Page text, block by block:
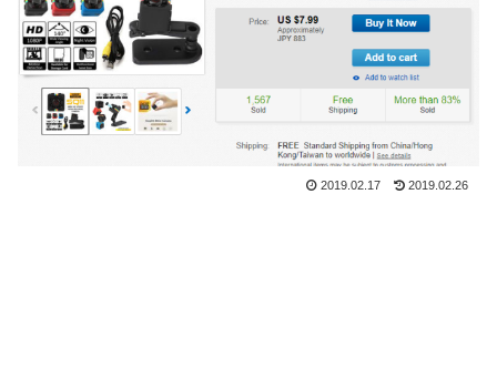
2019.02.17 2019.02.26